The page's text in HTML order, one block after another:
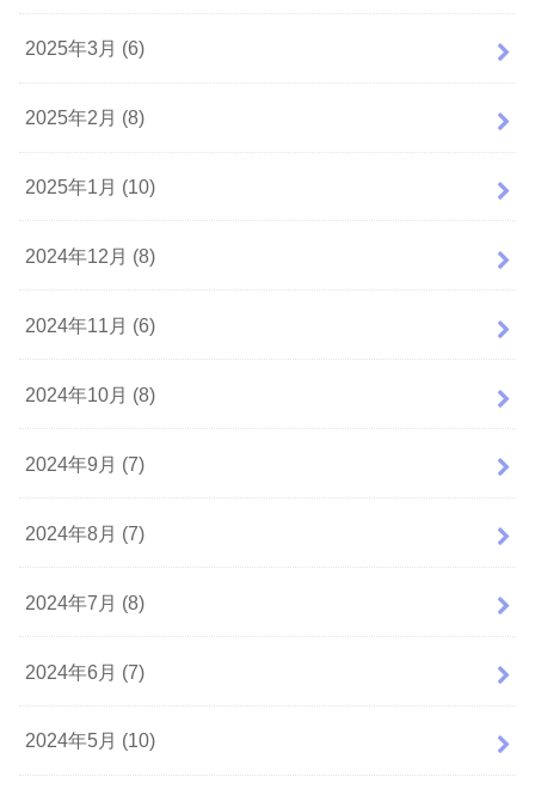
2025年3月 (6)
2025年2月 (8)
2025年1月 (10)
2024年12月 (8)
2024年11月 (6)
2024年10月 (8)
2024年9月 (7)
2024年8月 (7)
2024年7月 (8)
2024年6月 (7)
2024年5月 (10)